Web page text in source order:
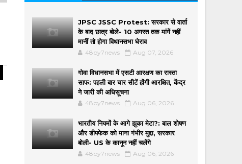
JPSC JSSC Protest: सरकार से वार्ता
के बाद छात्र बोले- 10 अगस्त तक मांगें नहीं
मानीं तो होगा विधानसभा घेराव
48by7news Aug 07, 2026
गोवा विधानसभा में एसटी आरक्षण का रास्ता
साफ: पहली बार चार सीटें होंगी आरक्षित, केंद्र
ने जारी की अधिसूचना
48by7news Aug 06, 2026
भारतीय नियमों के आगे झुका मेटा?: बाल शोषण
और डीपफेक को माना गंभीर मुद्दा, सरकार
बोली- US के कानून नहीं चलेंगे
48by7news Aug 06, 2026